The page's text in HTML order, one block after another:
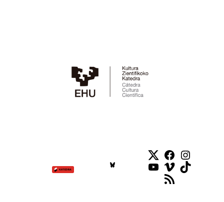
Twitter
Facebook
YouTube
VimeoTikTok
RSS Feed